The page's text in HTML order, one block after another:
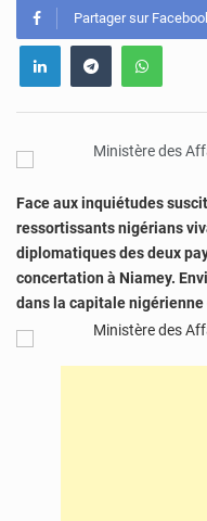
Partager sur
Face aux inquiétudes
ressortissants nigérians
diplomatiques des deux
concertation à Niamey.
dans la capitale